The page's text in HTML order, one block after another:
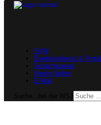
SVW
Ergebnisdienst & Portal
Schachjugend
Verein finden
E-Mail